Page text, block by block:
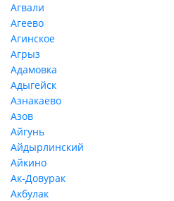
Агвали
Агеево
Агинское
Агрыз
Адамовка
Адыгейск
Азнакаево
Азов
Айгунь
Айдырлинский
Айкино
Ак-Довурак
Акбулак